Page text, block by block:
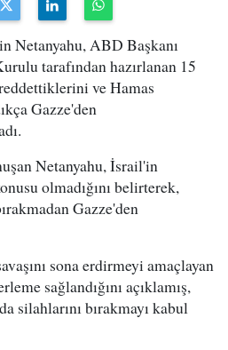
Netanyahu, ABD Başkanı
tarafından hazırlanan 15
ve Hamas
Gazze'den
Netanyahu, İsrail'in
olmadığını belirterek,
Gazze'den
sona erdirmeyi amaçlayan
sağlandığını açıklamış,
silahlarını bırakmayı kabul